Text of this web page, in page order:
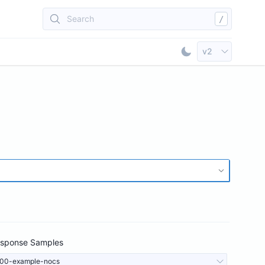
Search /
Toggle Dark
Select API
v2
Samples
example-nocs